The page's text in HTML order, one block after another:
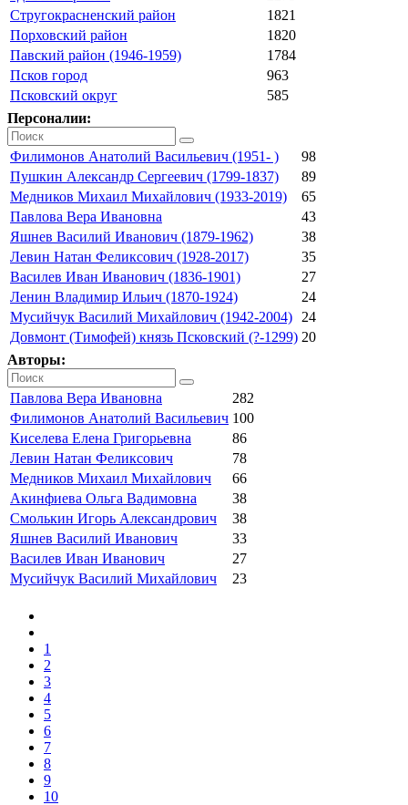
Стругокрасненский район
1821
Порховский район
1820
Павский район (1946-1959)
1784
Псков город
963
Псковский округ
585
Персоналии:
Филимонов Анатолий Васильевич (1951- )
98
Пушкин Александр Сергеевич (1799-1837)
89
Медников Михаил Михайлович (1933-2019)
65
Павлова Вера Ивановна
43
Яшнев Василий Иванович (1879-1962)
38
Левин Натан Феликсович (1928-2017)
35
Василев Иван Иванович (1836-1901)
27
Ленин Владимир Ильич (1870-1924)
24
Мусийчук Василий Михайлович (1942-2004)
24
Довмонт (Тимофей) князь Псковский (?-1299) 20
Авторы:
Павлова Вера Ивановна
282
Филимонов Анатолий Васильевич 100
Киселева Елена Григорьевна
86
Левин Натан Феликсович
78
Медников Михаил Михайлович
66
Акинфиева Ольга Вадимовна
38
Смолькин Игорь Александрович
38
Яшнев Василий Иванович
33
Василев Иван Иванович
27
Мусийчук Василий Михайлович
23
1
2
3
4
5
6
7
8
9
10